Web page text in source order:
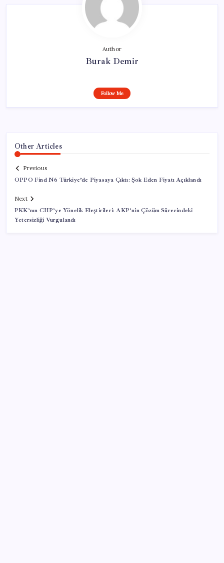
Author
Burak Demir
Follow Me
Other Articles
Previous
OPPO Find N6 Türkiye’de Piyasaya Çıktı: Şok Eden Fiyatı Açıklandı
Next
PKK’nın CHP’ye Yönelik Eleştirileri: AKP’nin Çözüm Sürecindeki
Yetersizliği Vurgulandı